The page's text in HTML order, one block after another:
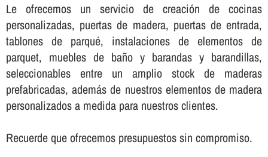
Le ofrecemos un servicio de creación de cocinas
personalizadas, puertas de madera, puertas de entrada,
tablones de parqué, instalaciones de elementos de
parquet, muebles de baño y barandas y barandillas,
seleccionables entre un amplio stock de maderas
prefabricadas, además de nuestros elementos de madera
personalizados a medida para nuestros clientes.
Recuerde que ofrecemos presupuestos sin compromiso.